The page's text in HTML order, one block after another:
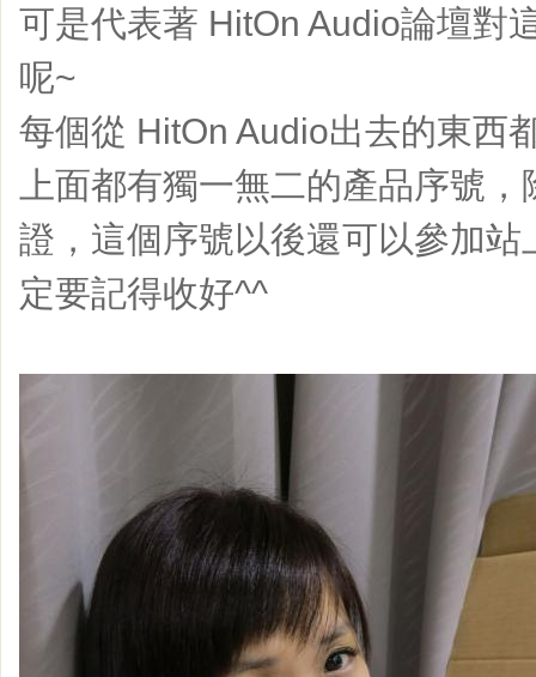
可是代表著 HitOn Audio論壇對
呢~
每個從 HitOn Audio出去的東西
上面都有獨一無二的產品序號
證，這個序號以後還可以參加
定要記得收好^^